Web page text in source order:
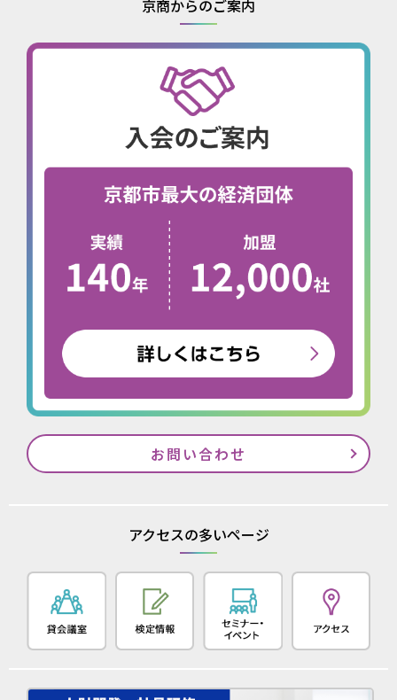
京商からのご案内
お問い合わせ
アクセスの多いページ